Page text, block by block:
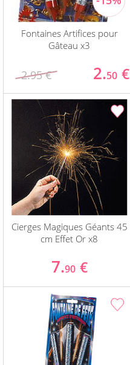
Fontaines Artifices pour
Gâteau x3
2.95 € 2.50 €
Cierges Magiques Géants 45
cm Effet Or x8
7.90 €